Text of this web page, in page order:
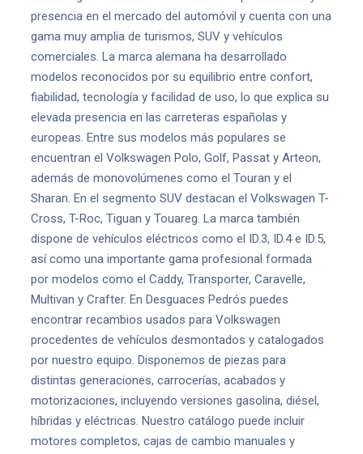
presencia en el mercado del automóvil y cuenta con una
gama muy amplia de turismos, SUV y vehículos
comerciales. La marca alemana ha desarrollado
modelos reconocidos por su equilibrio entre confort,
fiabilidad, tecnología y facilidad de uso, lo que explica su
elevada presencia en las carreteras españolas y
europeas. Entre sus modelos más populares se
encuentran el Volkswagen Polo, Golf, Passat y Arteon,
además de monovolúmenes como el Touran y el
Sharan. En el segmento SUV destacan el Volkswagen T-
Cross, T-Roc, Tiguan y Touareg. La marca también
dispone de vehículos eléctricos como el ID.3, ID.4 e ID.5,
así como una importante gama profesional formada
por modelos como el Caddy, Transporter, Caravelle,
Multivan y Crafter. En Desguaces Pedrós puedes
encontrar recambios usados para Volkswagen
procedentes de vehículos desmontados y catalogados
por nuestro equipo. Disponemos de piezas para
distintas generaciones, carrocerías, acabados y
motorizaciones, incluyendo versiones gasolina, diésel,
híbridas y eléctricas. Nuestro catálogo puede incluir
motores completos, cajas de cambio manuales y